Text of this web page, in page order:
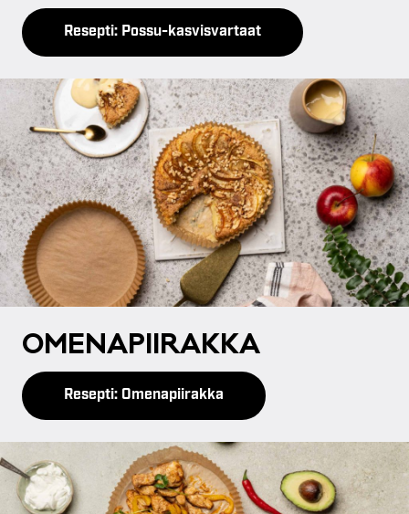
Resepti: Possu-kasvisvartaat
OME­NA­PII­RAK­KA
Resepti: Omenapiirakka